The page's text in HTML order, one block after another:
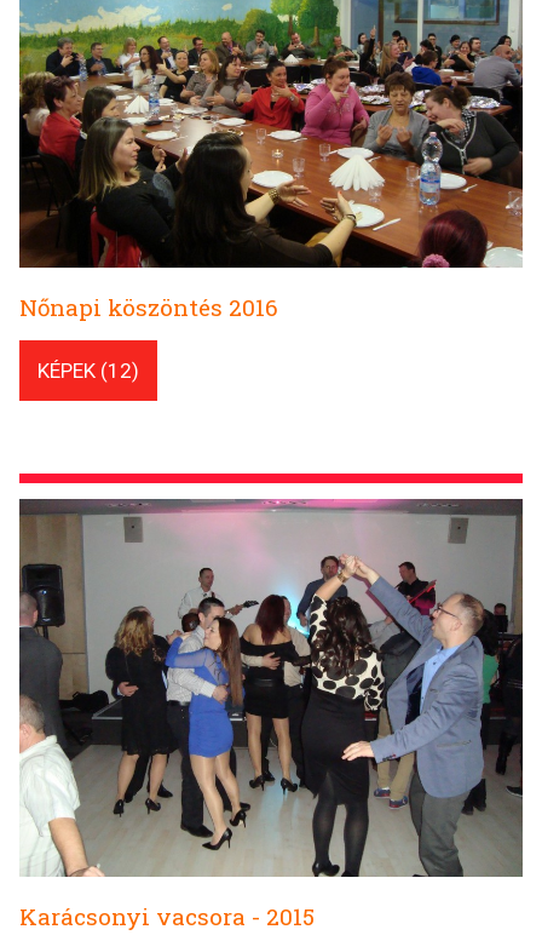
Nőnapi köszöntés 2016
KÉPEK (12)
Karácsonyi vacsora - 2015